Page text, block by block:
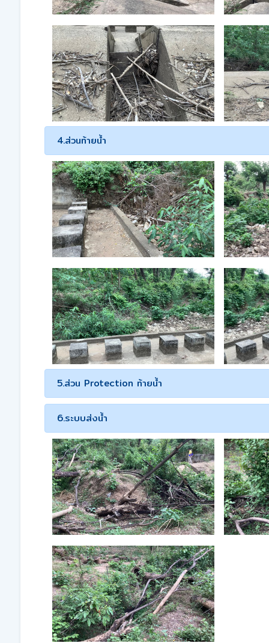
4.ส่วนท้ายน้ำ
5.ส่วน Protection ท้ายน้ำ
6.ระบบส่งน้ำ